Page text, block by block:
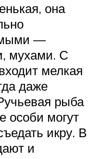
она
—
мухами. С
мелкая
даже
рыба
особи могут
икру. В
и